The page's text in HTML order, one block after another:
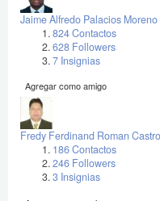
Jaime Alfredo Palacios Moreno
824 Contactos
628 Followers
7 Insignias
Agregar como amigo
Fredy Ferdinand Roman Castro
186 Contactos
246 Followers
3 Insignias